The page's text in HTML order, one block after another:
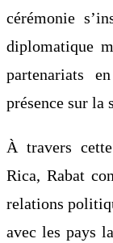
cérémonie
diplomatique
partenariats
présence sur la
À travers
Rica, Rabat
relations
avec les pays